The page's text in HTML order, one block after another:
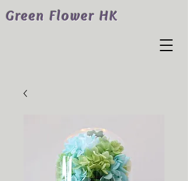
Green Flower HK